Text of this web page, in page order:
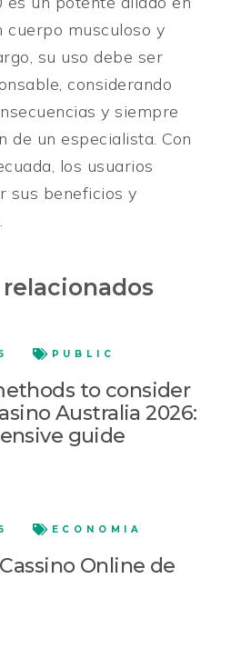
cuerpo musculoso y
su uso debe ser
considerando
y siempre
de un especialista. Con
los usuarios
sus beneficios y
PUBLIC
to consider
Australia 2026:
guide
ECONOMIA
Online de